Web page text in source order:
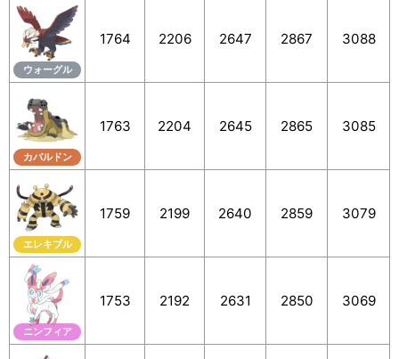
ウォーグル
1764 2206 2647 2867 3088
カバルドン
1763 2204 2645 2865 3085
エレキブル
1759 2199 2640 2859 3079
ニンフィア
1753 2192 2631 2850 3069